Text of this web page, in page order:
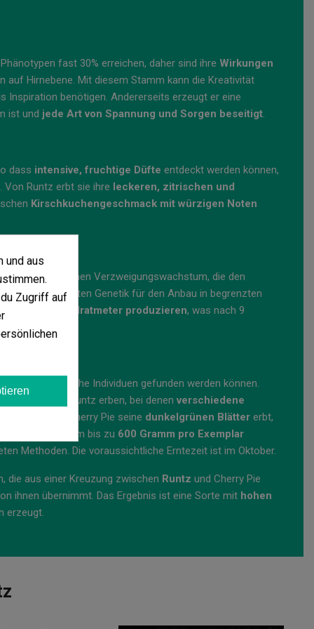
fast 30% erreichen, daher sind ihre Wirkungen
auf Hirnebene. Mit diesem Stamm kann die Kreativität
Inspiration benötigen. Andererseits erzeugt er eine
ist und jede Art von Spannung und Sorgen beseitigt.
dass intensive, fruchtige Düfte entdeckt werden können,
Von Runtz erbt sie ihre leckeren, zitrischen und
Kirschkuchengeschmack mit würzigen Noten
seitlichen Verzweigungswachstum, die den
einer perfekten Genetik für den Anbau in begrenzten
pro Quadratmeter produzieren, was nach 9
unterschiedliche Individuen gefunden werden können.
von Runtz erben, bei denen verschiedene
Während Cherry Pie seine dunkelgrünen Blätter erbt,
dieser Stamm bis zu 600 Gramm pro Exemplar
Methoden. Die voraussichtliche Erntezeit ist im Oktober.
die aus einer Kreuzung zwischen Runtz und Cherry Pie
ihnen übernimmt. Das Ergebnis ist eine Sorte mit hohen
erzeugt.
und aus
Zugriff auf